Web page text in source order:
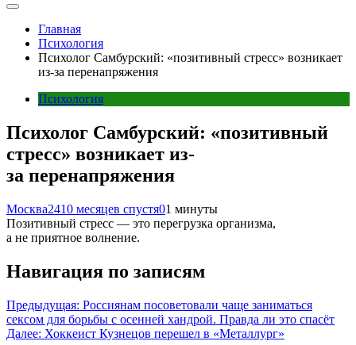
Главная
Психология
Психолог Самбурский: «позитивный стресс» возникает
из-за перенапряжения
Психология
Психолог Самбурский: «позитивный
стресс» возникает из-
за перенапряжения
Москва2410 месяцев спустя01 минуты
Позитивный стресс — это перегрузка организма,
а не приятное волнение.
Навигация по записям
Предыдущая: Россиянам посоветовали чаще заниматься
сексом для борьбы с осенней хандрой. Правда ли это спасёт
Далее: Хоккеист Кузнецов перешел в «Металлург»